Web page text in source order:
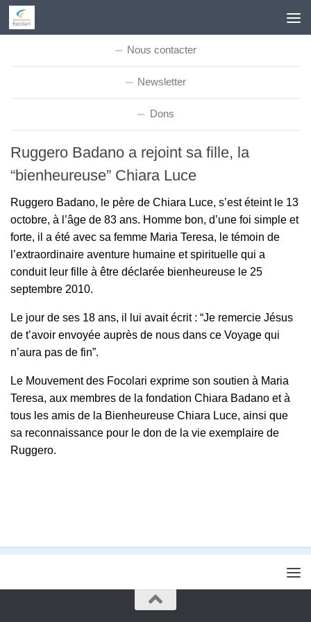
Skip to content
Nous contacter
Newsletter
Dons
Ruggero Badano a rejoint sa fille, la
“bienheureuse” Chiara Luce
Ruggero Badano, le père de Chiara Luce, s’est éteint le 13
octobre, à l’âge de 83 ans. Homme bon, d’une foi simple et
forte, il a été avec sa femme Maria Teresa, le témoin de
l’extraordinaire aventure humaine et spirituelle qui a
conduit leur fille à être déclarée bienheureuse le 25
septembre 2010.
Le jour de ses 18 ans, il lui avait écrit : “Je remercie Jésus
de t’avoir envoyée auprès de nous dans ce Voyage qui
n’aura pas de fin”.
Le Mouvement des Focolari exprime son soutien à Maria
Teresa, aux membres de la fondation Chiara Badano et à
tous les amis de la Bienheureuse Chiara Luce, ainsi que
sa reconnaissance pour le don de la vie exemplaire de
Ruggero.